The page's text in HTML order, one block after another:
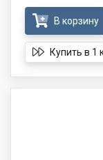
В корзину
Купить в 1